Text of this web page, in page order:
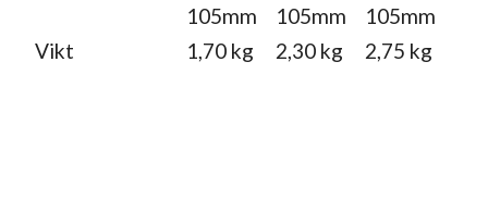
105mm
105mm
105mm
Vikt
1,70 kg 2,30 kg 2,75 kg